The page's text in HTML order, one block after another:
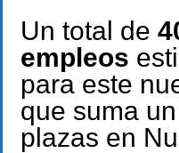
Un total de
empleos
para este
que suma
plazas en